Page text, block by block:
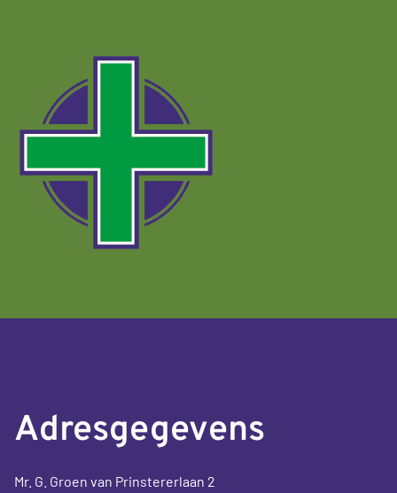
Adresgegevens
Mr. G. Groen van Prinstererlaan 2